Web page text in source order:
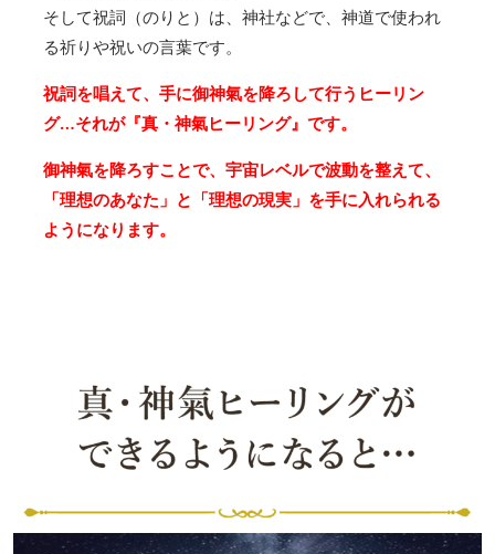
そして祝詞（のりと）は、神社などで、神道で使われ
る祈りや祝いの言葉です。
祝詞を唱えて、手に御神氣を降ろして行うヒーリン
グ…それが『真・神氣ヒーリング』です。
御神氣を降ろすことで、宇宙レベルで波動を整えて、
「理想のあなた」と「理想の現実」を手に入れられる
ようになります。